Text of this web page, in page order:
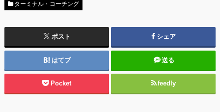
ターミナル・コーチング
ポスト シェア
はてブ 送る
Pocket feedly